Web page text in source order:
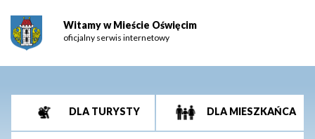
Witamy w Mieście Oświęcim
oficjalny serwis internetowy
DLA TURYSTY DLA MIESZKAŃCA